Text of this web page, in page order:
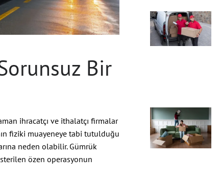
Bir
ihracatçı ve ithalatçı firmalar
fiziki muayeneye tabi tutulduğu
neden olabilir. Gümrük
özen operasyonun